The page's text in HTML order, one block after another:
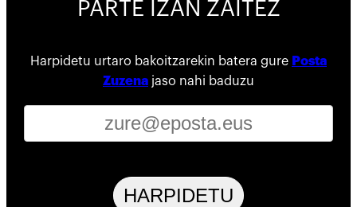
PARTE IZAN ZAITEZ
Harpidetu urtaro bakoitzarekin batera gure Posta
Zuzena jaso nahi baduzu
HARPIDETU